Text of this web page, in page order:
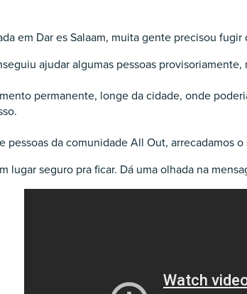
em Dar es Salaam, muita gente precisou
ajudar algumas pessoas
permanente, longe da cidade, onde
pessoas da comunidade All Out, arrecadamos
lugar seguro pra ficar. Dá uma olhada na